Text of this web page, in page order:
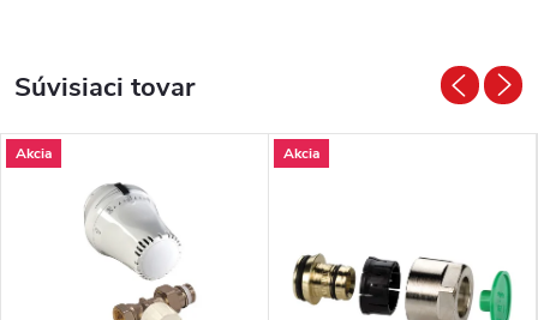
Súvisiaci tovar
Akcia Akcia